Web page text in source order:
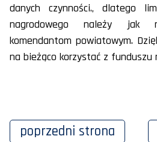
danych czynności., dlatego
nagrodowego należy jak
komendantom powiatowym.
na bieżąco korzystać z funduszu
poprzedni strona